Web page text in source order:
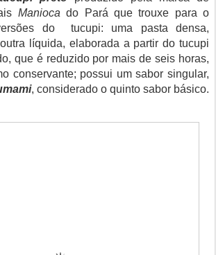
Manioca do Pará que trouxe para o
do tucupi: uma pasta densa,
líquida, elaborada a partir do tucupi
que é reduzido por mais de seis horas,
conservante; possui um sabor singular,
, considerado o quinto sabor básico.